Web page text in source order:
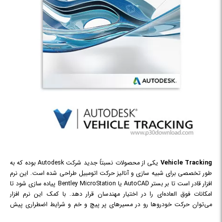
Vehicle Tracking
یکی از محصولات نسبتاً جدید شرکت Autodesk بوده که به
طور تخصصی برای شبیه سازی و آنالیز حرکت اتومبیل طراحی شده است. این نرم
افزار قادر است تا بر بستر AutoCAD یا Bentley MicroStation پیاده سازی شود تا
امکانات فوق العاده‌ای را در اختیار مهندسان قرار دهد. با کمک این نرم افزار
می‌توان حرکت خودروها رو در مسیرهای پر پیچ و خم و شرایط اضطراری پیش